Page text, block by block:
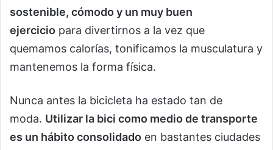
sostenible, cómodo y un muy buen
ejercicio para divertirnos a la vez que
quemamos calorías, tonificamos la musculatura y
mantenemos la forma física.
Nunca antes la bicicleta ha estado tan de
moda. Utilizar la bici como medio de transporte
es un hábito consolidado en bastantes ciudades